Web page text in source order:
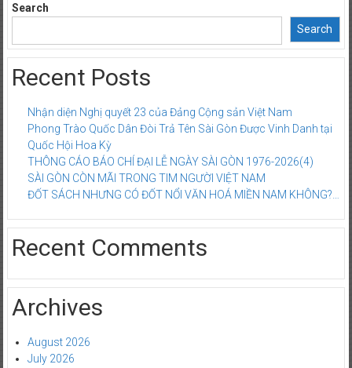
Search
Search
Recent Posts
Nhận diện Nghị quyết 23 của Đảng Cộng sản Việt Nam
Phong Trào Quốc Dân Đòi Trả Tên Sài Gòn Được Vinh Danh tại
Quốc Hội Hoa Kỳ
THÔNG CÁO BÁO CHÍ ĐẠI LỄ NGÀY SÀI GÒN 1976-2026(4)
SÀI GÒN CÒN MÃI TRONG TIM NGƯỜI VIỆT NAM
ĐỐT SÁCH NHƯNG CÓ ĐỐT NỔI VĂN HOÁ MIỀN NAM KHÔNG?…
Recent Comments
Archives
August 2026
July 2026